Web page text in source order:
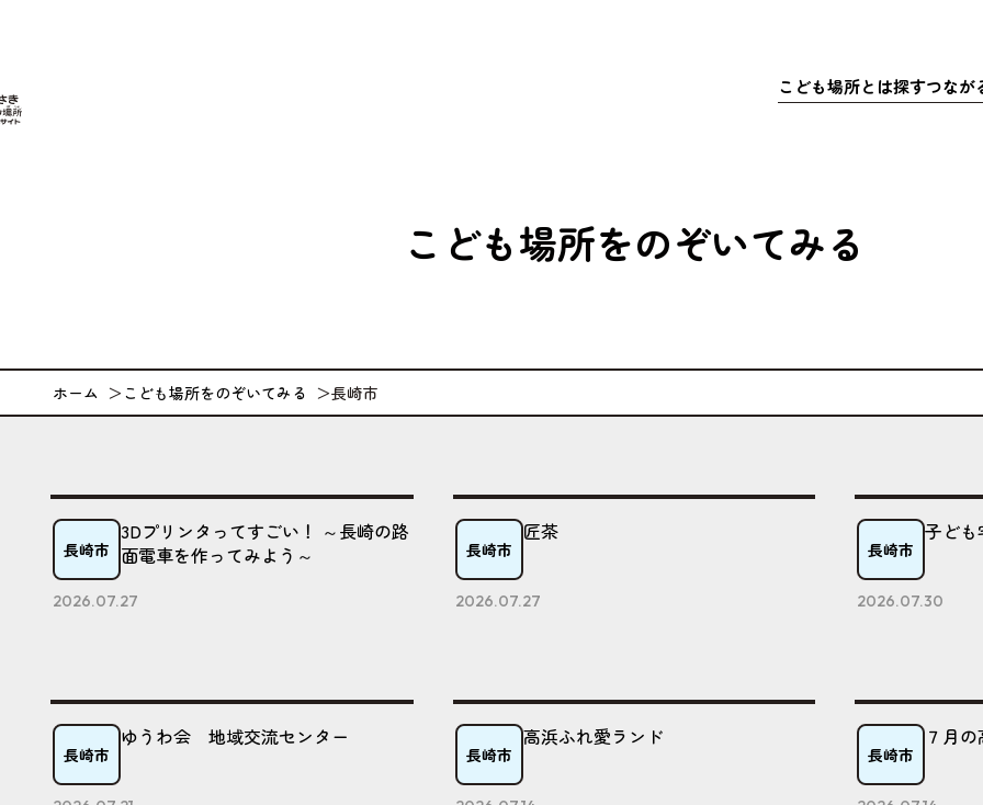
こども場所とは探すつなが
こども場所をのぞいてみる
ホーム こども場所をのぞいてみる 長崎市
長崎市
3Dプリンタってすごい！ ～長崎の路
面電車を作ってみよう～
2026.07.27
長崎市
匠茶
2026.07.27
長崎市
子ど
2026.07.30
長崎市
ゆうわ会 地域交流センター
長崎市
高浜ふれ愛ランド
長崎市
７月